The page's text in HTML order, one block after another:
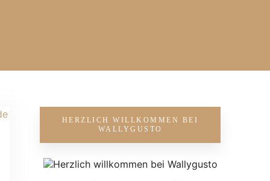
HERZLICH WILLKOMMEN BEI
WALLYGUSTO